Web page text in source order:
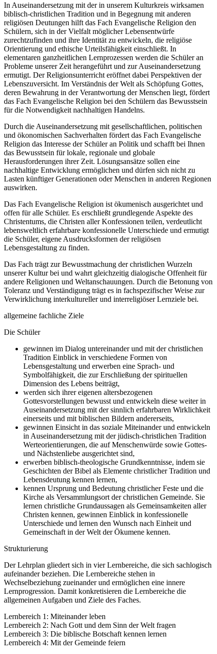
In Auseinandersetzung mit der in unserem Kulturkreis wirksamen
biblisch-christlichen Tradition und in Begegnung mit anderen
religiösen Deutungen hilft das Fach Evangelische Religion den
Schülern, sich in der Vielfalt möglicher Lebensentwürfe
zurechtzufinden und ihre Identität zu entwickeln, die religiöse
Orientierung und ethische Urteilsfähigkeit einschließt. In
elementaren ganzheitlichen Lernprozessen werden die Schüler an
Probleme unserer Zeit herangeführt und zur Auseinandersetzung
ermutigt. Der Religionsunterricht eröffnet dabei Perspektiven der
Lebenszuversicht. Im Verständnis der Welt als Schöpfung Gottes,
deren Bewahrung in der Verantwortung der Menschen liegt, fördert
das Fach Evangelische Religion bei den Schülern das Bewusstsein
für die Notwendigkeit nachhaltigen Handelns.
Durch die Auseinandersetzung mit gesellschaftlichen, politischen
und ökonomischen Sachverhalten fördert das Fach Evangelische
Religion das Interesse der Schüler an Politik und schafft bei Ihnen
das Bewusstsein für lokale, regionale und globale
Herausforderungen ihrer Zeit. Lösungsansätze sollen eine
nachhaltige Entwicklung ermöglichen und dürfen sich nicht zu
Lasten künftiger Generationen oder Menschen in anderen Regionen
auswirken.
Das Fach Evangelische Religion ist ökumenisch ausgerichtet und
offen für alle Schüler. Es erschließt grundlegende Aspekte des
Christentums, die Christen aller Konfessionen teilen, verdeutlicht
lebensweltlich erfahrbare konfessionelle Unterschiede und ermutigt
die Schüler, eigene Ausdrucksformen der religiösen
Lebensgestaltung zu finden.
Das Fach trägt zur Bewusstmachung der christlichen Wurzeln
unserer Kultur bei und wahrt gleichzeitig dialogische Offenheit für
andere Religionen und Weltanschauungen. Durch die Betonung von
Toleranz und Verständigung trägt es in fachspezifischer Weise zur
Verwirklichung interkultureller und interreligiöser Lernziele bei.
allgemeine fachliche Ziele
Die Schüler
gewinnen im Dialog untereinander und mit der christlichen
Tradition Einblick in verschiedene Formen von
Lebensgestaltung und erwerben eine Sprach- und
Symbolfähigkeit, die zur Erschließung der spirituellen
Dimension des Lebens beiträgt,
werden sich ihrer eigenen altersbezogenen
Gottesvorstellungen bewusst und entwickeln diese weiter in
Auseinandersetzung mit der sinnlich erfahrbaren Wirklichkeit
einerseits und mit biblischen Bildern andererseits,
gewinnen Einsicht in das soziale Miteinander und entwickeln
in Auseinandersetzung mit der jüdisch-christlichen Tradition
Werteorientierungen, die auf Menschenwürde sowie Gottes-
und Nächstenliebe ausgerichtet sind,
erwerben biblisch-theologische Grundkenntnisse, indem sie
Geschichten der Bibel als Elemente christlicher Tradition und
Lebensdeutung kennen lernen,
kennen Ursprung und Bedeutung christlicher Feste und die
Kirche als Versammlungsort der christlichen Gemeinde. Sie
lernen christliche Grundaussagen als Gemeinsamkeiten aller
Christen kennen, gewinnen Einblick in konfessionelle
Unterschiede und lernen den Wunsch nach Einheit und
Gemeinschaft in der Welt der Ökumene kennen.
Strukturierung
Der Lehrplan gliedert sich in vier Lernbereiche, die sich sachlogisch
aufeinander beziehen. Die Lernbereiche stehen in
Wechselbeziehung zueinander und ermöglichen eine innere
Lernprogression. Damit konkretisieren die Lernbereiche die
allgemeinen Aufgaben und Ziele des Faches.
Lernbereich 1: Miteinander leben
Lernbereich 2: Nach Gott und dem Sinn der Welt fragen
Lernbereich 3: Die biblische Botschaft kennen lernen
Lernbereich 4: Mit der Gemeinde feiern